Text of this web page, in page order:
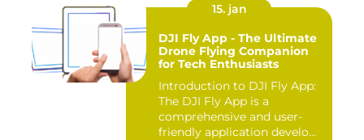
15. jan
DJI Fly App - The Ultimate
Drone Flying Companion
for Tech Enthusiasts
Introduction to DJI Fly App:
The DJI Fly App is a
comprehensive and user-
friendly application develo...